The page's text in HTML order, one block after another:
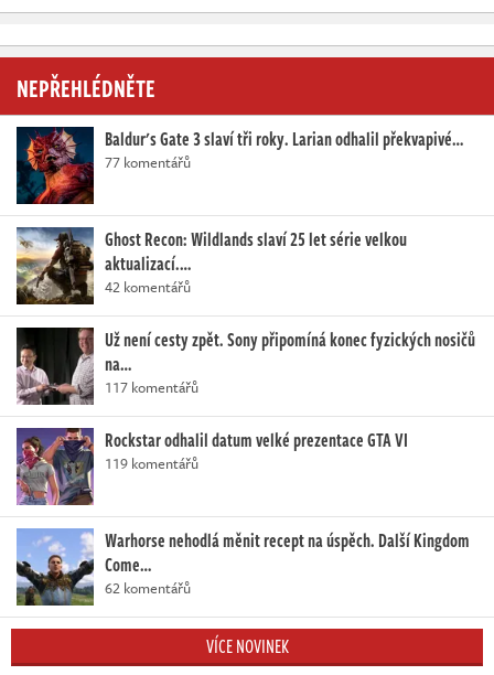
NEPŘEHLÉDNĚTE
Baldur's Gate 3 slaví tři roky. Larian odhalil překvapivé…
77 komentářů
Ghost Recon: Wildlands slaví 25 let série velkou
aktualizací.…
42 komentářů
Už není cesty zpět. Sony připomíná konec fyzických nosičů
na…
117 komentářů
Rockstar odhalil datum velké prezentace GTA VI
119 komentářů
Warhorse nehodlá měnit recept na úspěch. Další Kingdom
Come…
62 komentářů
VÍCE NOVINEK